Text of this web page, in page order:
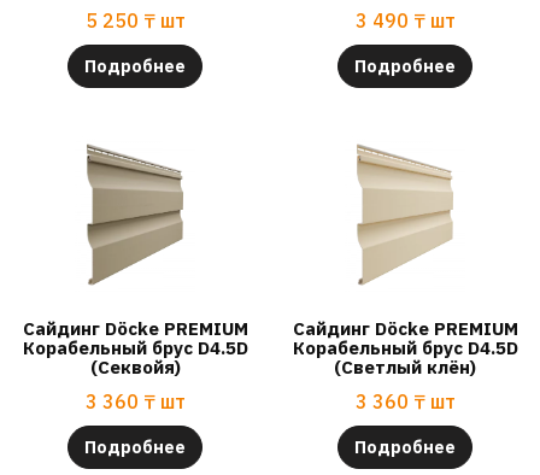
5 250 ₸ шт
Подробнее
3 490 ₸ шт
Подробнее
Сайдинг Döcke PREMIUM
Корабельный брус D4.5D
(Секвойя)
3 360 ₸ шт
Подробнее
Сайдинг Döcke PREMIUM
Корабельный брус D4.5D
(Светлый клён)
3 360 ₸ шт
Подробнее